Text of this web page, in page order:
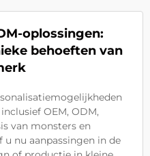
oplossingen:
behoeften van
OEM, ODM,
van monsters en
nu aanpassingen in de